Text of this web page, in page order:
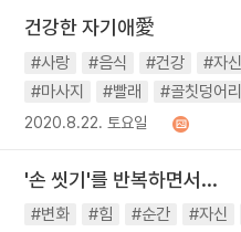
건강한 자기애愛
#사랑 #음식 #건강 #자신
#마사지
#빨래 #골칫덩어리
2020.8.22. 토요일
'손 씻기'를 반복하면서...
#변화 #힘 #순간 #자신